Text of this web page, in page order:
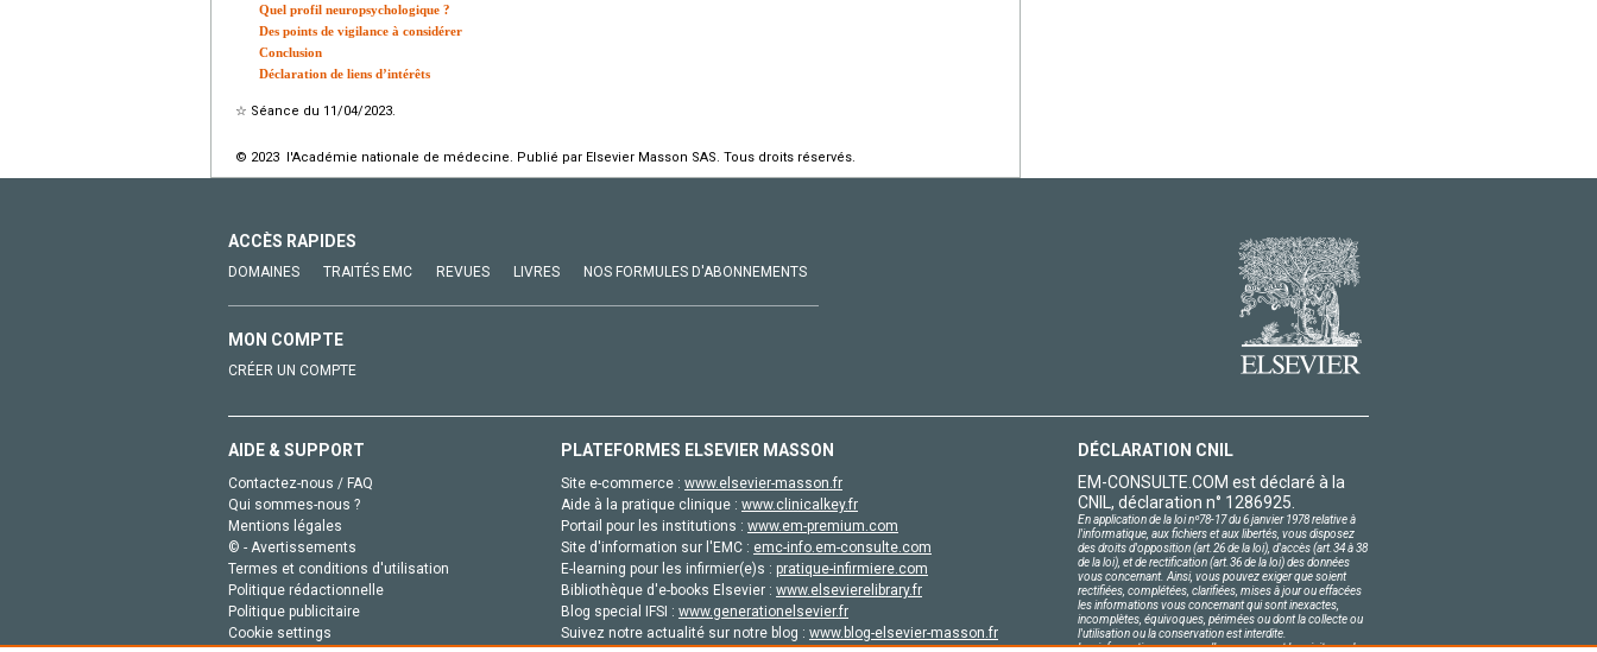
Quel profil neuropsychologique ?
Des points de vigilance à considérer
Conclusion
Déclaration de liens d’intérêts
☆ Séance du 11/04/2023.
© 2023 l'Académie nationale de médecine. Publié par Elsevier Masson SAS. Tous droits réservés.
ACCÈS RAPIDES
DOMAINES TRAITÉS EMC REVUES LIVRES NOS FORMULES D'ABONNEMENTS
MON COMPTE
CRÉER UN COMPTE
AIDE & SUPPORT
Contactez-nous / FAQ
Qui sommes-nous ?
Mentions légales
© - Avertissements
Termes et conditions d'utilisation
Politique rédactionnelle
Politique publicitaire
Cookie settings
PLATEFORMES ELSEVIER MASSON
Site e-commerce : www.elsevier-masson.fr
Aide à la pratique clinique : www.clinicalkey.fr
Portail pour les institutions : www.em-premium.com
Site d'information sur l'EMC : emc-info.em-consulte.com
E-learning pour les infirmier(e)s : pratique-infirmiere.com
Bibliothèque d'e-books Elsevier : www.elsevierelibrary.fr
Blog special IFSI : www.generationelsevier.fr
Suivez notre actualité sur notre blog : www.blog-elsevier-masson.fr
DÉCLARATION CNIL
EM-CONSULTE.COM est déclaré à la
CNIL, déclaration n° 1286925.
En application de la loi nº78-17 du 6 janvier 1978 relative à
l'informatique, aux fichiers et aux libertés, vous disposez
des droits d'opposition (art.26 de la loi), d'accès (art.34 à 38
de la loi), et de rectification (art.36 de la loi) des données
vous concernant. Ainsi, vous pouvez exiger que soient
rectifiées, complétées, clarifiées, mises à jour ou effacées
les informations vous concernant qui sont inexactes,
incomplètes, équivoques, périmées ou dont la collecte ou
l'utilisation ou la conservation est interdite.
Les informations personnelles concernant les visiteurs de